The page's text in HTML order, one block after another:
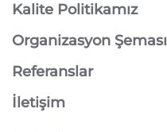
Kalite Politikamız
Organizasyon Şeması
Referanslar
İletişim